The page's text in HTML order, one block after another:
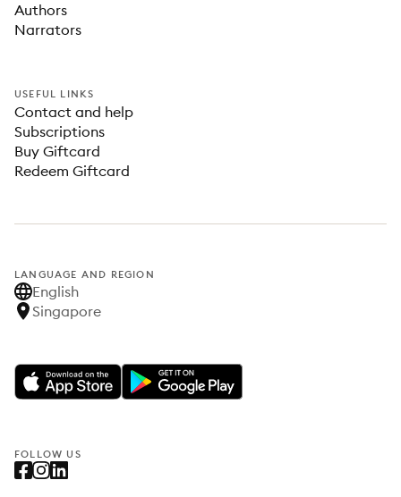
Authors
Narrators
USEFUL LINKS
Contact and help
Subscriptions
Buy Giftcard
Redeem Giftcard
LANGUAGE AND REGION
English
Singapore
FOLLOW US